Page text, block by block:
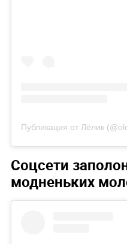
Публикация от Лёлик
Соцсети
модненьких